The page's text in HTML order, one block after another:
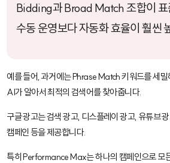
Bidding과Broad Match조합이
수동 운영보다 자동화 효율이 훨씬
예를 들어, 과거에는Phrase Match키워드를 세
AI가 알아서 최적의 검색어를 찾아줍니다.
구글 광고는 검색 광고, 디스플레이 광고, 유튜브
캠페인 등을 제공합니다.
특히Performance Max는 하나의 캠페인으로 모